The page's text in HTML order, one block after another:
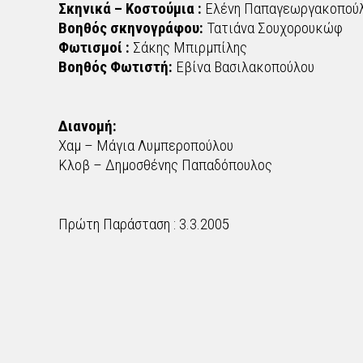
Σκηνικά – Κοστούμια : Ελένη
Βοηθός σκηνογράφου: Τατιάνα Σουχορουκώφ
Φωτισμοί : Σάκης Μπιρμπίλης
Βοηθός Φωτιστή: Εβίνα Βασιλακοπούλου
Διανομή:
Χαμ – Μάγια Λυμπεροπούλου
Κλοβ – Δημοσθένης Παπαδόπουλος
Πρώτη Παράσταση : 3.3.2005